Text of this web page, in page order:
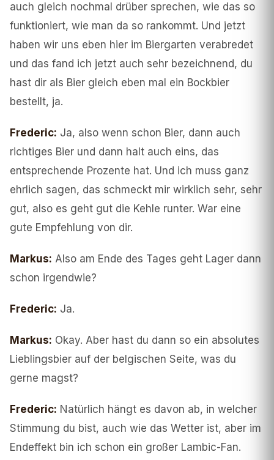
auch gleich nochmal drüber sprechen, wie das so
funktioniert, wie man da so rankommt. Und jetzt
haben wir uns eben hier im Biergarten verabredet
und das fand ich jetzt auch sehr bezeichnend, du
hast dir als Bier gleich eben mal ein Bockbier
bestellt, ja.
Frederic: Ja, also wenn schon Bier, dann auch
richtiges Bier und dann halt auch eins, das
entsprechende Prozente hat. Und ich muss ganz
ehrlich sagen, das schmeckt mir wirklich sehr, sehr
gut, also es geht gut die Kehle runter. War eine
gute Empfehlung von dir.
Markus: Also am Ende des Tages geht Lager dann
schon irgendwie?
Frederic: Ja.
Markus: Okay. Aber hast du dann so ein absolutes
Lieblingsbier auf der belgischen Seite, was du
gerne magst?
Frederic: Natürlich hängt es davon ab, in welcher
Stimmung du bist, auch wie das Wetter ist, aber im
Endeffekt bin ich schon ein großer Lambic-Fan.